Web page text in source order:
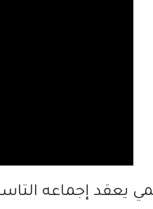
يعقد إجماعه